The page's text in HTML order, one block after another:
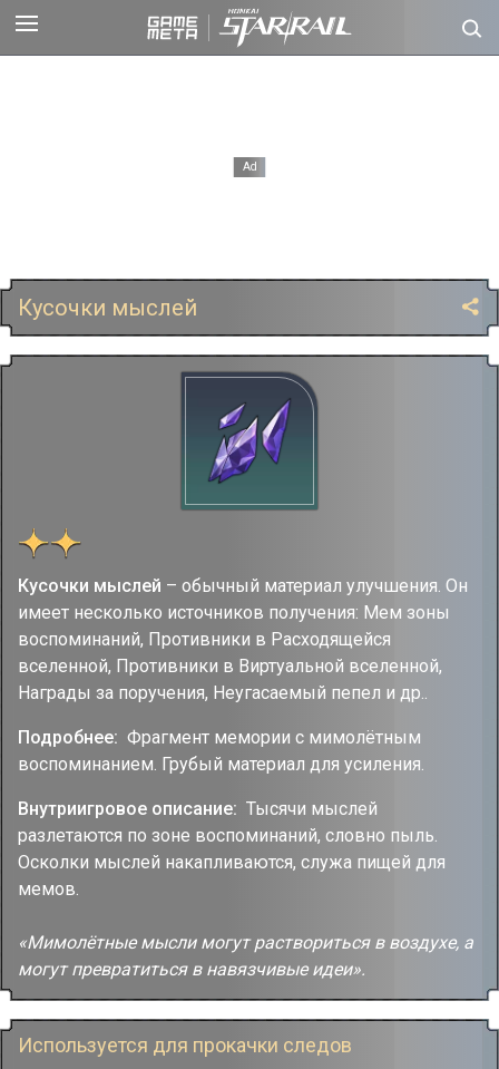
Кусочки мыслей
Кусочки мыслей – обычный материал улучшения. Он
имеет несколько источников получения: Мем зоны
воспоминаний, Противники в Расходящейся
вселенной, Противники в Виртуальной вселенной,
Награды за поручения, Неугасаемый пепел и др..
Подробнее: Фрагмент мемории с мимолётным
воспоминанием. Грубый материал для усиления.
Внутриигровое описание: Тысячи мыслей
разлетаются по зоне воспоминаний, словно пыль.
Осколки мыслей накапливаются, служа пищей для
мемов.
«Мимолётные мысли могут раствориться в воздухе, а
могут превратиться в навязчивые идеи».
Используется для прокачки следов